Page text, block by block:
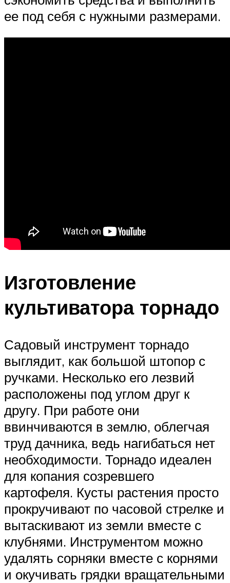
ее под себя с нужными размерами.
Изготовление
культиватора торнадо
Садовый инструмент торнадо
выглядит, как большой штопор с
ручками. Несколько его лезвий
расположены под углом друг к
другу. При работе они
ввинчиваются в землю, облегчая
труд дачника, ведь нагибаться нет
необходимости. Торнадо идеален
для копания созревшего
картофеля. Кусты растения просто
прокручивают по часовой стрелке и
вытаскивают из земли вместе с
клубнями. Инструментом можно
удалять сорняки вместе с корнями
и окучивать грядки вращательными